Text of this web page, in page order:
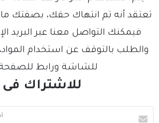
تعتقد أنه تم انتهاك حقك، بصفتك
والطلب بالتوقف عن استخدام
للشاشة ورابط للصفحة
للاشتراك فى